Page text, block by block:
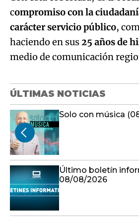
compromiso con la
carácter servicio público,
haciendo en sus25 años de
medio de comunicación
ÚLTIMAS NOTICIAS
Solo con música
Último boletín
08/08/2026